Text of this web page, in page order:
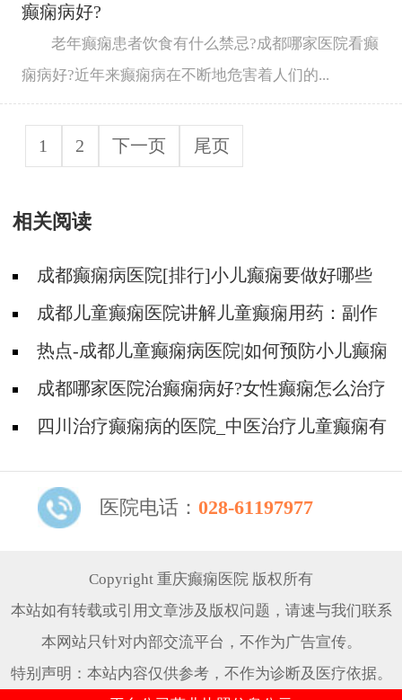
癫痫病好?
老年癫痫患者饮食有什么禁忌?成都哪家医院看癫
痫病好?近年来癫痫病在不断地危害着人们的...
1 2 下一页 尾页
相关阅读
成都癫痫病医院[排行]小儿癫痫要做好哪些
预防?成都儿童癫痫医院讲解儿童癫痫用药：副作
用与效果如何权衡?
热点-成都儿童癫痫病医院|如何预防小儿癫痫
的发生?
成都哪家医院治癫痫病好?女性癫痫怎么治疗
效果好?
四川治疗癫痫病的医院_中医治疗儿童癫痫有
医院电话： 028-61197977
Copyright 重庆癫痫医院 版权所有
本站如有转载或引用文章涉及版权问题，请速与我们联系
本网站只针对内部交流平台，不作为广告宣传。
特别声明：本站内容仅供参考，不作为诊断及医疗依据。